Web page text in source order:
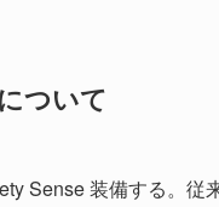
ついて
Sense 装備する。従